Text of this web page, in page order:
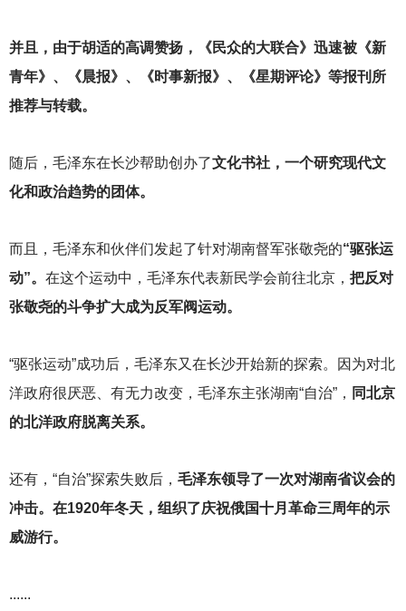
并且，由于胡适的高调赞扬，《民众的大联合》迅速被《新
青年》、《晨报》、《时事新报》、《星期评论》等报刊所
推荐与转载。
随后，毛泽东在长沙帮助创办了文化书社，一个研究现代文
化和政治趋势的团体。
而且，毛泽东和伙伴们发起了针对湖南督军张敬尧的“驱张运
动”。 在这个运动中，毛泽东代表新民学会前往北京， 把反对
张敬尧的斗争扩大成为反军阀运动。
“驱张运动”成功后，毛泽东又在长沙开始新的探索。因为对北
洋政府很厌恶、有无力改变，毛泽东主张湖南“自治”， 同北京
的北洋政府脱离关系。
还有，“自治”探索失败后， 毛泽东领导了一次对湖南省议会的
冲击。在1920年冬天，组织了庆祝俄国十月革命三周年的示
威游行。
......